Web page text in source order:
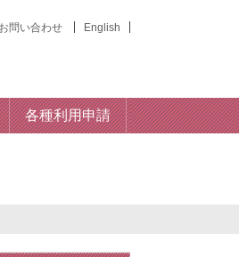
お問い合わせ English
各種利用申請